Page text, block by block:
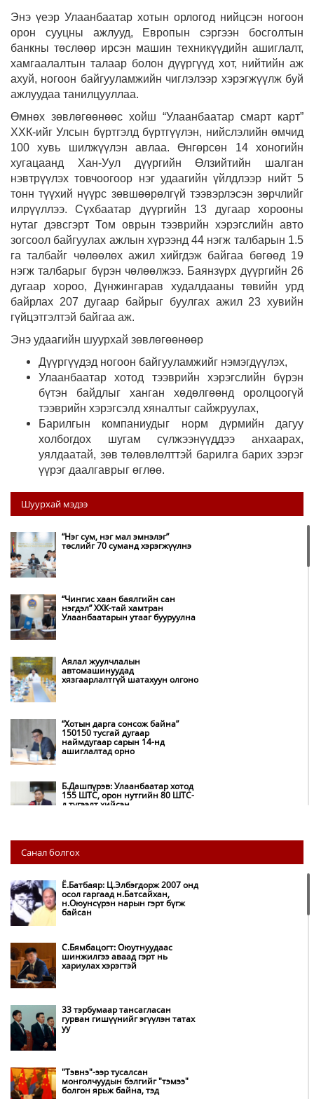
Энэ үеэр Улаанбаатар хотын орлогод нийцсэн ногоон
орон сууцны ажлууд, Европын сэргээн босголтын
банкны төслөөр ирсэн машин техникүүдийн ашиглалт,
хамгаалалтын талаар болон дүүргүүд хот, нийтийн аж
ахуй, ногоон байгууламжийн чиглэлээр хэрэгжүүлж буй
ажлуудаа танилцууллаа.
Өмнөх зөвлөгөөнөөс хойш “Улаанбаатар смарт карт”
ХХК-ийг Улсын бүртгэлд бүртгүүлэн, нийслэлийн өмчид
100 хувь шилжүүлэн авлаа. Өнгөрсөн 14 хоногийн
хугацаанд Хан-Уул дүүргийн Өлзийтийн шалган
нэвтрүүлэх товчоогоор нэг удаагийн үйлдлээр нийт 5
тонн түүхий нүүрс зөвшөөрөлгүй тээвэрлэсэн зөрчлийг
илрүүллээ. Сүхбаатар дүүргийн 13 дугаар хорооны
нутаг дэвсгэрт Том оврын тээврийн хэрэгслийн авто
зогсоол байгуулах ажлын хүрээнд 44 нэгж талбарын 1.5
га талбайг чөлөөлөх ажил хийгдэж байгаа бөгөөд 19
нэгж талбарыг бүрэн чөлөөлжээ. Баянзүрх дүүргийн 26
дугаар хороо, Дүнжингарав худалдааны төвийн урд
байрлах 207 дугаар байрыг буулгах ажил 23 хувийн
гүйцэтгэлтэй байгаа аж.
Энэ удаагийн шуурхай зөвлөгөөнөөр
Дүүргүүдэд ногоон байгууламжийг нэмэгдүүлэх,
Улаанбаатар хотод тээврийн хэрэгслийн бүрэн
бүтэн байдлыг ханган хөдөлгөөнд оролцоогүй
тээврийн хэрэгсэлд хяналтыг сайжруулах,
Барилгын компаниудыг норм дүрмийн дагуу
холбогдох шугам сүлжээнүүддээ анхаарах,
уялдаатай, зөв төлөвлөлттэй барилга барих зэрэг
үүрэг даалгаврыг өглөө.
Шуурхай мэдээ
“Нэг сум, нэг мал эмнэлэг”
төслийг 70 суманд хэрэгжүүлнэ
“Чингис хаан баялгийн сан
нэгдэл” ХХК-тай хамтран
Улаанбаатарын утааг бууруулна
Аялал жуулчлалын
автомашинуудад
хязгаарлалтгүй шатахуун олгоно
“Хотын дарга сонсож байна”
150150 тусгай дугаар
наймдугаар сарын 14-нд
ашиглалтад орно
Б.Дашпүрэв: Улаанбаатар хотод
155 ШТС, орон нутгийн 80 ШТС-
д түгээлт хийсэн
НИТХ: Багануур ХК-ийг түшиглэн
нүүрс-пиролизийн үйлдвэр
байгуулж, ирэх оноос хагас кокс
Амаргүй цаг үеийг ирэх
НИТХ-ын төлөөлөгчид COP17
Монгол Улс “COP17”-д “Тал
Санал болгох
Ё.Батбаяр: Ц.Элбэгдорж 2007 онд
осол гаргаад н.Батсайхан,
н.Оюунсүрэн нарын гэрт бүгж
байсан
С.Бямбацогт: Оюутнуудаас
шинжилгээ аваад гэрт нь
хариулах хэрэгтэй
33 тэрбумаар тансагласан
гурван гишүүнийг эгүүлэн татах
уу
"Тэвнэ"-ээр тусалсан
монголчуудын бэлгийг "тэмээ"
болгон ярьж байна, тэд